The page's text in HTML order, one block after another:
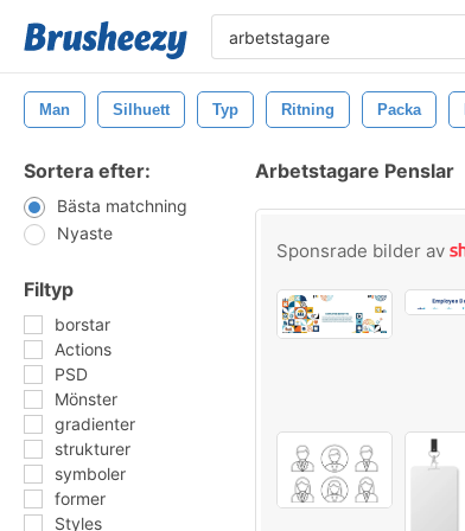
Man Silhuett Typ Ritning Packa
Sortera efter:
Bästa matchning
Nyaste
Filtyp
borstar
Actions
PSD
Mönster
gradienter
strukturer
symboler
former
Styles
Arbetstagare Penslar
Sponsrade bilder av